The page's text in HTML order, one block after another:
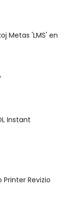
Metas 'LMS' en
Instant
Printer Revizio